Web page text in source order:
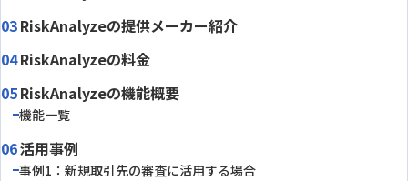
RiskAnalyzeの提供メーカー紹介
RiskAnalyzeの料金
RiskAnalyzeの機能概要
機能一覧
活用事例
事例1：新規取引先の審査に活用する場合